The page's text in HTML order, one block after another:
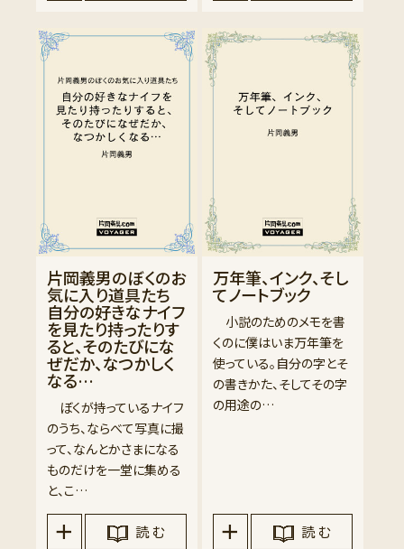
片岡義男のぼくのお
気に入り道具たち
自分の好きなナイフ
を見たり持ったりす
ると、そのたびにな
ぜだか、なつかしく
なる…
ぼくが持っているナイフ
のうち、ならべて写真に撮
って、なんとかさまになる
ものだけを一堂に集める
と、こ…
読 む
万年筆、インク、そし
てノートブック
小説のためのメモを書
くのに僕はいま万年筆を
使っている。自分の字とそ
の書きかた、そしてその字
の用途の…
読 む